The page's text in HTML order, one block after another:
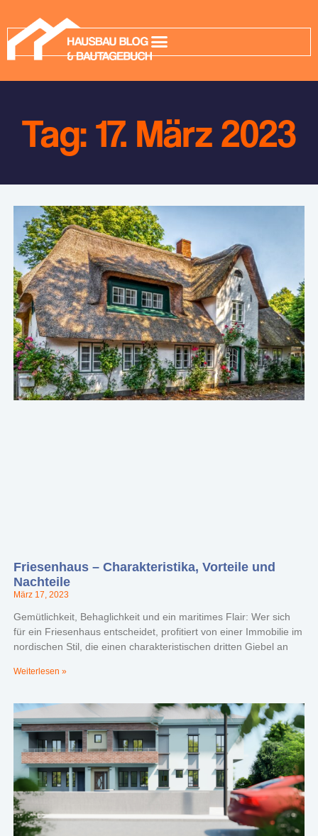
Tag: 17. März 2023
Friesenhaus – Charakteristika, Vorteile und
Nachteile
März 17, 2023
Gemütlichkeit, Behaglichkeit und ein maritimes Flair: Wer sich
für ein Friesenhaus entscheidet, profitiert von einer Immobilie im
nordischen Stil, die einen charakteristischen dritten Giebel an
Weiterlesen »